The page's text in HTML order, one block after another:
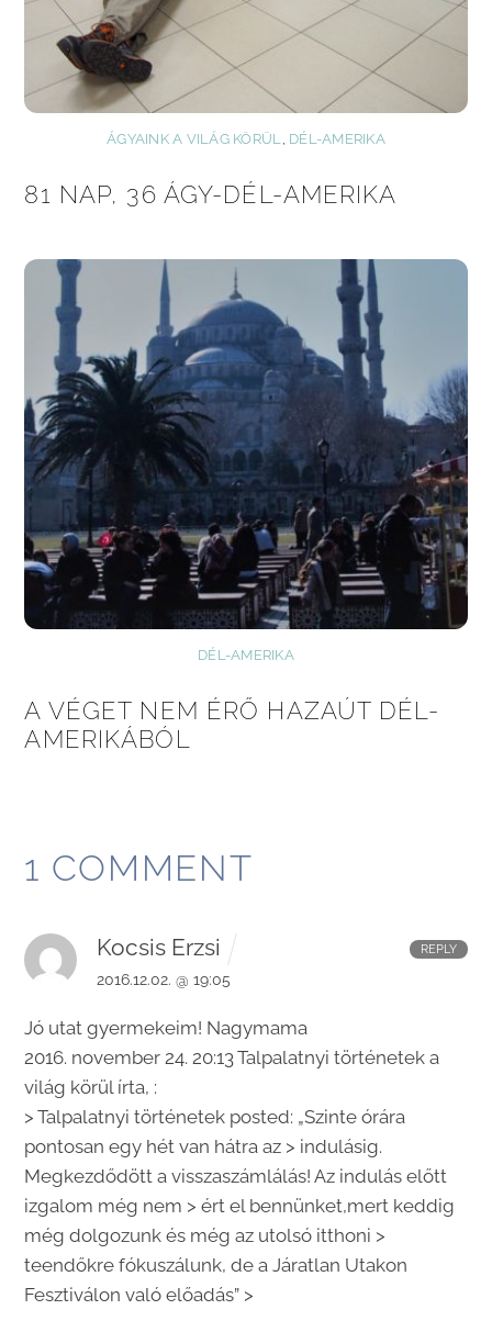
ÁGYAINK A VILÁG KÖRÜL, DÉL-AMERIKA
81 NAP, 36 ÁGY-DÉL-AMERIKA
DÉL-AMERIKA
A VÉGET NEM ÉRŐ HAZAÚT DÉL-
AMERIKÁBÓL
1 COMMENT
Kocsis Erzsi
2016.12.02. @ 19:05
Jó utat gyermekeim! Nagymama
2016. november 24. 20:13 Talpalatnyi történetek a
világ körül írta, :
> Talpalatnyi történetek posted: „Szinte órára
pontosan egy hét van hátra az > indulásig.
Megkezdődött a visszaszámlálás! Az indulás előtt
izgalom még nem > ért el bennünket,mert keddig
még dolgozunk és még az utolsó itthoni >
teendőkre fókuszálunk, de a Járatlan Utakon
Fesztiválon való előadás” >
REPLY